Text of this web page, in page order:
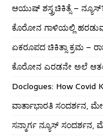
ಆಯುಷ್ ಶಸ್ತ್ರಚಿಕಿತ್ಸೆ –
ಕೊರೋನ ಗಾಳಿಯಲ್ಲಿ
ಏಕರೂಪದ ಚಿಕಿತ್ಸಾ ಕ್ರಮ –
ಕೊರೋನ ಎರಡನೇ ಅಲೆ
Doclogues: How Covid
ವಾರ್ತಾಭಾರತಿ ಸಂದರ್ಶನ, ಮೇ
ಸನ್ಮಾರ್ಗ ನ್ಯೂಸ್ ಸಂದರ್ಶನ,